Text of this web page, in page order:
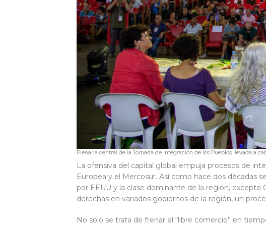
Plenaria central de la Jornada de Integración de los Pueblos llevada a
La ofensiva del capital global empuja procesos de
Europea y el Mercosur. Así como hace dos décadas
por EEUU y la clase dominante de la región, excepto
derechas en variados gobiernos de la región, un
No solo se trata de frenar el “libre comercio” en